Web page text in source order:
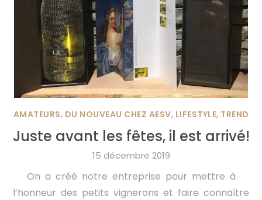
AMATEURS, DU NOUVEAU CHEZ AESV, LIFESTYLE, TREND
Juste avant les fêtes, il est arrivé!
15 décembre 2019
On a créé notre entreprise pour mettre à
l’honneur des petits vignerons et faire connaître